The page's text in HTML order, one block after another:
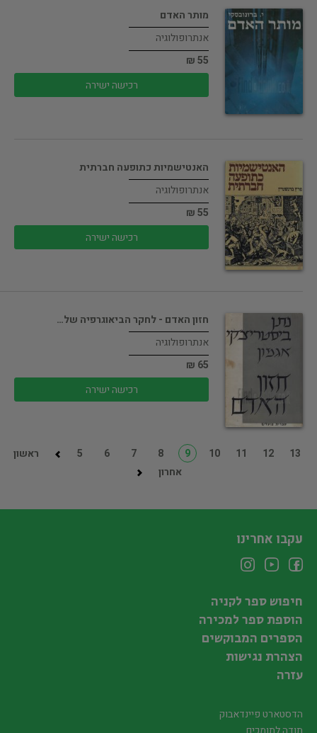
מותר האדם
אנתרופולוגיה
55 ₪
רכישה ישירה
האנטישמיות כתופעה חברתית
אנתרופולוגיה
55 ₪
רכישה ישירה
חזון האדם - לחקר הביאוגרפיה של…
אנתרופולוגיה
65 ₪
רכישה ישירה
ראשון 5 6 7 8 9 10 11 12
13
אחרון
עקבו אחרינו
חיפוש ספר לקניה
הוספת ספר למכירה
הספרים המבוקשים
הצהרת נגישות
עזרה
הדסטארט פיינדאבוק